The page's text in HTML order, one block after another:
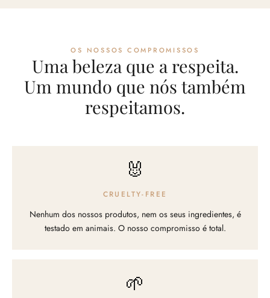
OS NOSSOS COMPROMISSOS
Uma beleza que a respeita.
Um mundo que nós também
respeitamos.
🐰
CRUELTY-FREE
Nenhum dos nossos produtos, nem os seus ingredientes, é
testado em animais. O nosso compromisso é total.
🌱